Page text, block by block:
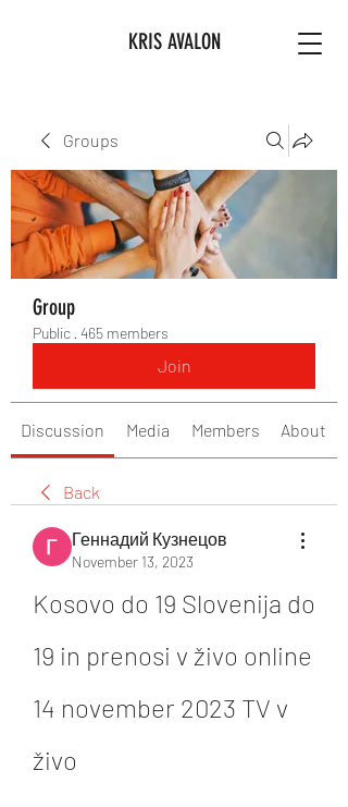
KRIS AVALON
Groups
Group
Public · 465 members
Join
Discussion Media Members About
Back
Геннадий Кузнецов
November 13, 2023
Kosovo do 19 Slovenija do
19 in prenosi v živo online
14 november 2023 TV v
živo